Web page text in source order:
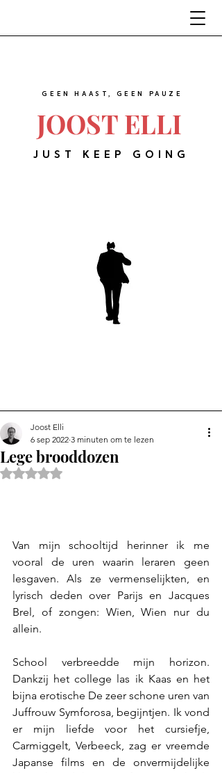
JOOST ELLI
GEEN HAAST, GEEN PAUZE
JUST KEEP GOING
Lege brooddozen
Joost Elli
6 sep 2022 3 minuten om te lezen
Beoordeeld met NaN uit 5 sterren.
Van mijn schooltijd herinner ik me
vooral de uren waarin leraren geen
lesgaven. Als ze vermenselijkten, en
lyrisch deden over Parijs en Jacques
Brel, of zongen: Wien, Wien nur du
allein.
School verbreedde mijn horizon.
Dankzij het college las ik Kaas en het
bijna erotische De zeer schone uren van
Juffrouw Symforosa, begijntjen. Ik vond
er mijn liefde voor het cursiefje,
Carmiggelt, Verbeeck, zag er vreemde
Japanse films en de onvermijdelijke